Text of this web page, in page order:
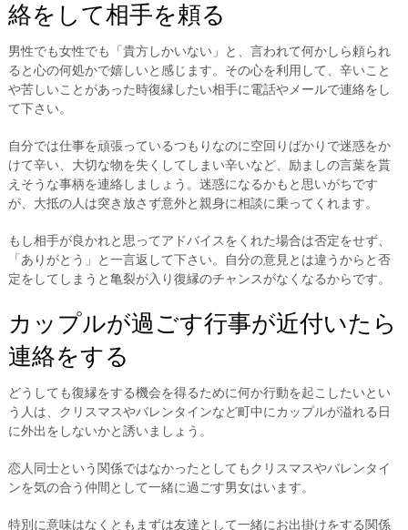
絡をして相手を頼る
男性でも女性でも「貴方しかいない」と、言われて何かしら頼られ
ると心の何処かで嬉しいと感じます。その心を利用して、辛いこと
や苦しいことがあった時復縁したい相手に電話やメールで連絡をし
て下さい。
自分では仕事を頑張っているつもりなのに空回りばかりで迷惑をか
けて辛い、大切な物を失くしてしまい辛いなど、励ましの言葉を貰
えそうな事柄を連絡しましょう。迷惑になるかもと思いがちです
が、大抵の人は突き放さず意外と親身に相談に乗ってくれます。
もし相手が良かれと思ってアドバイスをくれた場合は否定をせず、
「ありがとう」と一言返して下さい。自分の意見とは違うからと否
定をしてしまうと亀裂が入り復縁のチャンスがなくなるからです。
カップルが過ごす行事が近付いたら
連絡をする
どうしても復縁をする機会を得るために何か行動を起こしたいとい
う人は、クリスマスやバレンタインなど町中にカップルが溢れる日
に外出をしないかと誘いましょう。
恋人同士という関係ではなかったとしてもクリスマスやバレンタイ
ンを気の合う仲間として一緒に過ごす男女はいます。
特別に意味はなくともまずは友達として一緒にお出掛けをする関係